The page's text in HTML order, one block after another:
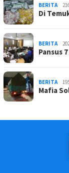
BERITA
Di
BERITA
Pansus
BERITA
Mafia